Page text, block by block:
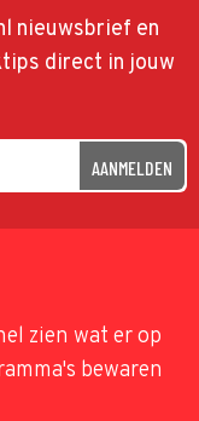
nieuwsbrief en
direct in jouw
AANMELDEN
zien wat er op
bewaren